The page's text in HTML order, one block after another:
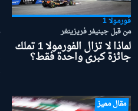
فورمولا 1
من قبل جينيفر فريزينغر
لماذا لا تزال الفورمولا 1 تملك
جائزة كبرى واحدة فقط؟
مقال مميز